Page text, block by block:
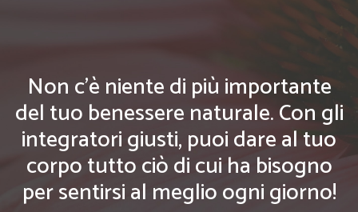
Non c'è niente di più importante
del tuo benessere naturale. Con gli
integratori giusti, puoi dare al tuo
corpo tutto ciò di cui ha bisogno
per sentirsi al meglio ogni giorno!